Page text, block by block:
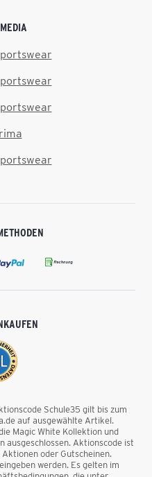
Schule35 gilt bis zum
auf ausgewählte Artikel.
Magic White Kollektion und
Aktionscode ist
oder Gutscheinen.
werden. Es gelten im